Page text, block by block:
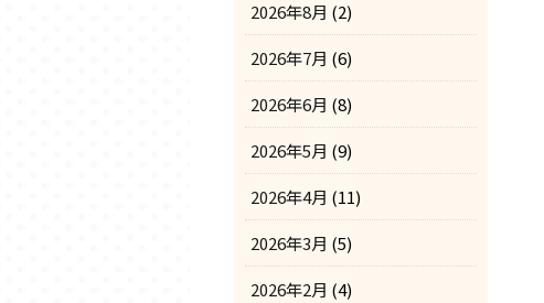
2026年8月 (2)
2026年7月 (6)
2026年6月 (8)
2026年5月 (9)
2026年4月 (11)
2026年3月 (5)
2026年2月 (4)